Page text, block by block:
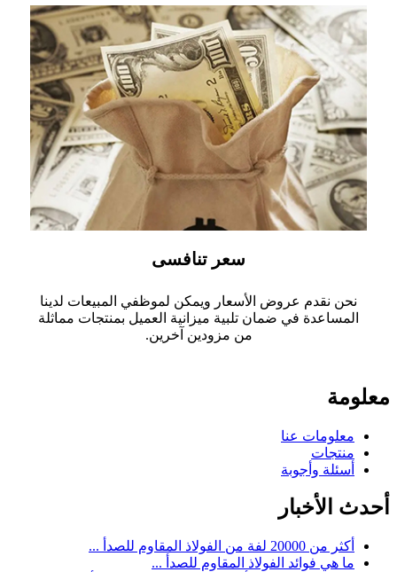
سعر تنافسى
نحن نقدم عروض الأسعار ويمكن لموظفي المبيعات لدينا
المساعدة في ضمان تلبية ميزانية العميل بمنتجات مماثلة
من مزودين آخرين.
معلومة
معلومات عنا
منتجات
أسئلة وأجوبة
أحدث الأخبار
أكثر من 20000 لفة من الفولاذ المقاوم للصدأ ...
ما هي فوائد الفولاذ المقاوم للصدأ ...